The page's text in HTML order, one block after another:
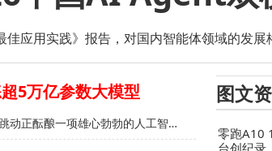
应用实践》报告，对国内智能体领域的发展
展潜力的中国Agent TOP10”和“最具商业价
双料荣誉获得者。
5万亿参数大模型
动正酝酿一项雄心勃勃的人工智能
图文
零跑A10
台创纪录